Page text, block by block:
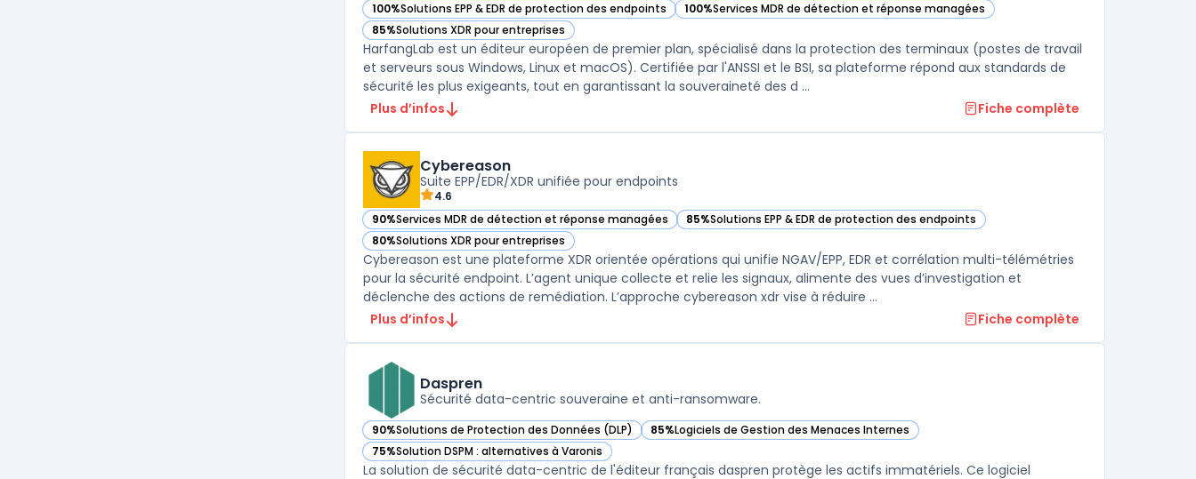
100%Solutions EPP & EDR de protection des endpoints
— voir HarfangLab dans cette catégorie 100%Services MDR de détection et réponse managées
— voir HarfangLab dans cette catégorie
85%Solutions XDR pour entreprises
— voir HarfangLab dans cette catégorie
HarfangLab est un éditeur européen de premier plan, spécialisé dans la protection des terminaux (postes de travail
et serveurs sous Windows, Linux et macOS). Certifiée par l'ANSSI et le BSI, sa plateforme répond aux standards de
sécurité les plus exigeants, tout en garantissant la souveraineté des d ...
Plus d’infos
Fiche complète
Cybereason
Suite EPP/EDR/XDR unifiée pour endpoints
4.6
90%Services MDR de détection et réponse managées
— voir Cybereason dans cette catégorie 85%Solutions EPP & EDR de protection des endpoints
— voir Cybereason dans cette catégorie
80%Solutions XDR pour entreprises
— voir Cybereason dans cette catégorie
Cybereason est une plateforme XDR orientée opérations qui unifie NGAV/EPP, EDR et corrélation multi-télémétries
pour la sécurité endpoint. L’agent unique collecte et relie les signaux, alimente des vues d’investigation et
déclenche des actions de remédiation. L’approche cybereason xdr vise à réduire ...
Plus d’infos
Fiche complète
Daspren
Sécurité data-centric souveraine et anti-ransomware.
90%Solutions de Protection des Données (DLP)
— voir Daspren dans cette catégorie 85%Logiciels de Gestion des Menaces Internes
— voir Daspren dans cette catégorie
75%Solution DSPM : alternatives à Varonis
— voir Daspren dans cette catégorie
La solution de sécurité data-centric de l'éditeur français daspren protège les actifs immatériels. Ce logiciel